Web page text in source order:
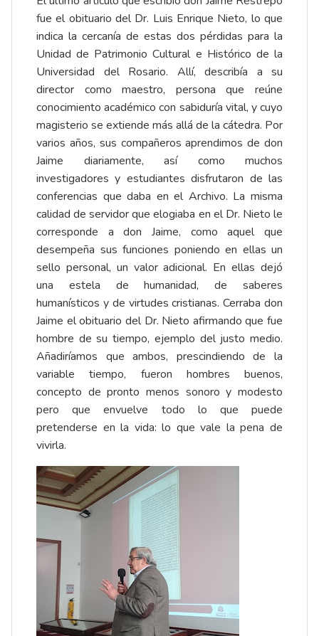
fue el obituario del Dr. Luis Enrique Nieto, lo que
indica la cercanía de estas dos pérdidas para la
Unidad de Patrimonio Cultural e Histórico de la
Universidad del Rosario. Allí, describía a su
director como maestro, persona que reúne
conocimiento académico con sabiduría vital, y cuyo
magisterio se extiende más allá de la cátedra. Por
varios años, sus compañeros aprendimos de don
Jaime diariamente, así como muchos
investigadores y estudiantes disfrutaron de las
conferencias que daba en el Archivo. La misma
calidad de servidor que elogiaba en el Dr. Nieto le
corresponde a don Jaime, como aquel que
desempeña sus funciones poniendo en ellas un
sello personal, un valor adicional. En ellas dejó
una estela de humanidad, de saberes
humanísticos y de virtudes cristianas. Cerraba don
Jaime el obituario del Dr. Nieto afirmando que fue
hombre de su tiempo, ejemplo del justo medio.
Añadiríamos que ambos, prescindiendo de la
variable tiempo, fueron hombres buenos,
concepto de pronto menos sonoro y modesto
pero que envuelve todo lo que puede
pretenderse en la vida: lo que vale la pena de
vivirla.